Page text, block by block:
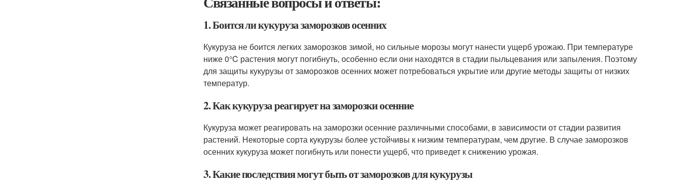
1. Боится ли кукуруза заморозков осенних
Кукуруза не боится легких заморозков зимой, но сильные морозы могут нанести ущерб урожаю. При температуре
ниже 0°C растения могут погибнуть, особенно если они находятся в стадии пыльцевания или запыления. Поэтому
для защиты кукурузы от заморозков осенних может потребоваться укрытие или другие методы защиты от низких
температур.
2. Как кукуруза реагирует на заморозки осенние
Кукуруза может реагировать на заморозки осенние различными способами, в зависимости от стадии развития
растений. Некоторые сорта кукурузы более устойчивы к низким температурам, чем другие. В случае заморозков
осенних кукуруза может погибнуть или понести ущерб, что приведет к снижению урожая.
3. Какие последствия могут быть от заморозков для кукурузы